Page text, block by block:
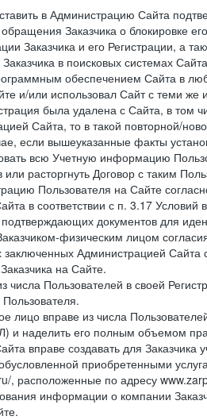
в Администрацию Сайта
Заказчика о блокировке
Заказчика и его Регистрации, а
в поисковых системах
обеспечением Сайта в
и/или использовал Сайт с теми
была удалена с Сайта, в том
Сайта, то в такой повторной/
если вышеуказанные факты
всю Учетную информацию
расторгнуть Договор с таким
Пользователя на Сайте
в соответствии с п. 3.17 Условий
документов для
физическим лицом
заключенных Администрацией
на Сайте.
числа Пользователей в своей
лицо вправе из числа
и наделить его полным объемом
вправе создавать для
приобретенными
, расположенные по адресу
информации о компании